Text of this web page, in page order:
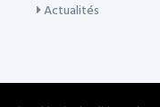
Actualités